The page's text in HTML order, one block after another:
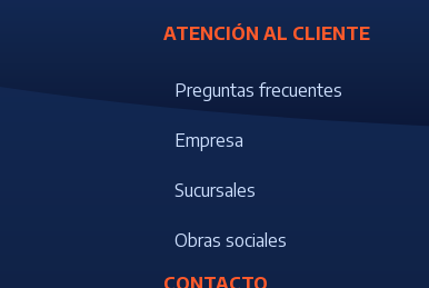
ATENCIÓN AL CLIENTE
Preguntas frecuentes
Empresa
Sucursales
Obras sociales